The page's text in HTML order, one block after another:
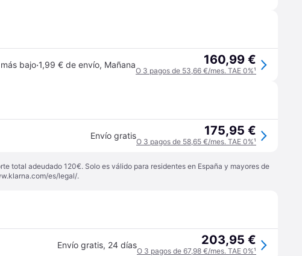
bajo·1,99 € de envío, Mañana 160,99 €
O 3 pagos de 53,66 €/mes. TAE 0%¹
Envío gratis 175,95 €
O 3 pagos de 58,65 €/mes. TAE 0%¹
total adeudado 120€. Solo es válido para residentes en España y mayores de
es/legal/.
Envío gratis, 24 días 203,95 €
O 3 pagos de 67,98 €/mes. TAE 0%¹